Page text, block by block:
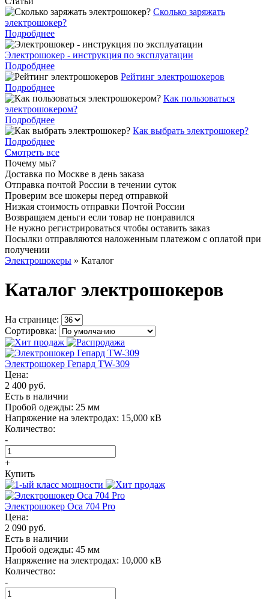
Cколько заряжать
электрошокер?
Подробднее
Электрошокер - инструкция по эксплуатации
Подробднее
Рейтинг электрошокеров
Подробднее
Как пользоваться
электрошокером?
Подробднее
Как выбрать электрошокер?
Подробднее
Смотреть все
Почему мы?
Доставка по Москве в день заказа
Отправка почтой России в течении суток
Проверим все шокеры перед отправкой
Низкая стоимость отправки Почтой России
Возвращаем деньги если товар не понравился
Не нужно регистрироваться чтобы оставить заказ
Посылки отправляются наложенным платежом с оплатой при
получении
Электрошокеры » Каталог
Каталог электрошокеров
На странице:
Сортировка:
Электрошокер Гепард TW-309
Цена:
2 400 руб.
Есть в наличии
Пробой одежды: 25 мм
Напряжение на электродах: 15,000 кВ
Количество:
-
+
Купить
Электрошокер Oса 704 Pro
Цена:
2 090 руб.
Есть в наличии
Пробой одежды: 45 мм
Напряжение на электродах: 10,000 кВ
Количество:
-